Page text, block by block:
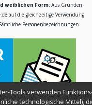
weiblichen Form: Aus Gründen
auf die gleichzeitige Verwendung
Personenbezeichnungen
Tools verwenden
technologische Mittel),